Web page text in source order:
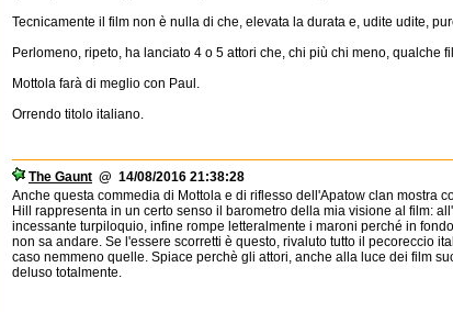
Tecnicamente il film non è nulla di che, elevata la durata e, udite udite,
Perlomeno, ripeto, ha lanciato 4 o 5 attori che, chi più chi meno, qualche
Mottola farà di meglio con Paul.
Orrendo titolo italiano.
The Gaunt @ 14/08/2016 21:38:28
Anche questa commedia di Mottola e di riflesso dell'Apatow clan mostra
Hill rappresenta in un certo senso il barometro della mia visione al film:
incessante turpiloquio, infine rompe letteralmente i maroni perché in
non sa andare. Se l'essere scorretti è questo, rivaluto tutto il pecoreccio
caso nemmeno quelle. Spiace perchè gli attori, anche alla luce dei film
deluso totalmente.